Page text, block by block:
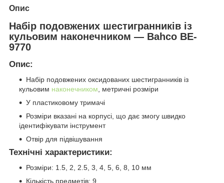
Опис
Набір подовжених шестигранників із
кульовим наконечником — Bahco BE-
9770
Опис:
Набір подовжених оксидованих шестигранників із
кульовим наконечником, метричні розміри
У пластиковому тримачі
Розміри вказані на корпусі, що дає змогу швидко
ідентифікувати інструмент
Отвір для підвішування
Технічні характеристики:
Розміри: 1.5, 2, 2.5, 3, 4, 5, 6, 8, 10 мм
Кількість предметів: 9